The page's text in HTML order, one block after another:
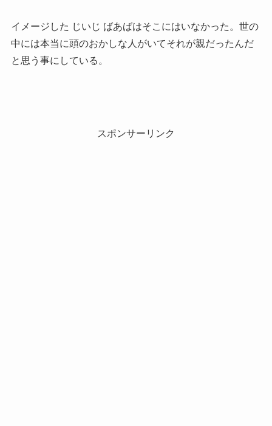
イメージした じいじ ばあばはそこにはいなかった。世の
中には本当に頭のおかしな人がいてそれが親だったんだ
と思う事にしている。
スポンサーリンク